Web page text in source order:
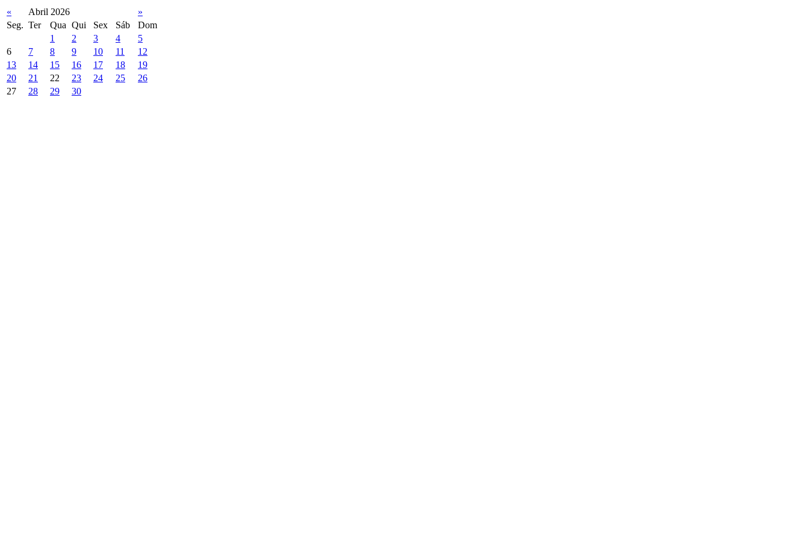
« Abril 2026
»
Seg. Ter Qua Qui Sex Sáb
Dom
1
2 3 4
5
6
7 8 9 10 11
12
13
14 15 16 17 18
19
20
21 22 23 24 25
26
27
28 29 30